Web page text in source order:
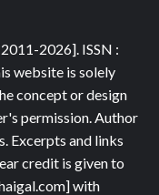
2026]. ISSN :
website is solely
concept or design
permission. Author
Excerpts and links
credit is given to
with